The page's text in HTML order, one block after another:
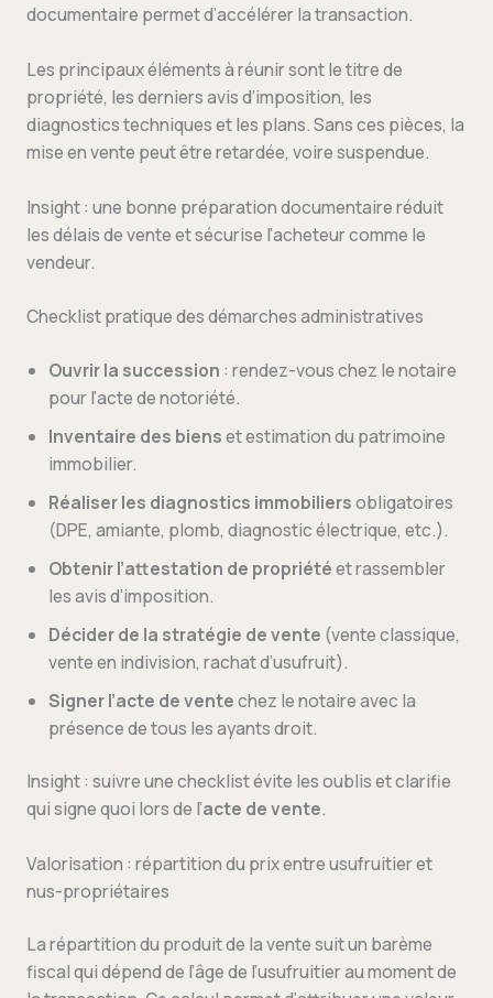
documentaire permet d’accélérer la transaction.
Les principaux éléments à réunir sont le titre de
propriété, les derniers avis d’imposition, les
diagnostics techniques et les plans. Sans ces pièces, la
mise en vente peut être retardée, voire suspendue.
Insight : une bonne préparation documentaire réduit
les délais de vente et sécurise l’acheteur comme le
vendeur.
Checklist pratique des démarches administratives
Ouvrir la succession : rendez-vous chez le notaire
pour l’acte de notoriété.
Inventaire des bienset estimation du patrimoine
immobilier.
Réaliser les diagnostics immobiliersobligatoires
(DPE, amiante, plomb, diagnostic électrique, etc.).
Obtenir l’attestation de propriétéet rassembler
les avis d’imposition.
Décider de la stratégie de vente (vente classique,
vente en indivision, rachat d’usufruit).
Signer l’acte de ventechez le notaire avec la
présence de tous les ayants droit.
Insight : suivre une checklist évite les oublis et clarifie
qui signe quoi lors de l’acte de vente.
Valorisation : répartition du prix entre usufruitier et
nus-propriétaires
La répartition du produit de la vente suit un barème
fiscal qui dépend de l’âge de l’usufruitier au moment de